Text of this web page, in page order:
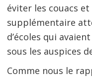
éviter les couacs
supplémentaire
d’écoles qui
sous les auspices
Comme nous le